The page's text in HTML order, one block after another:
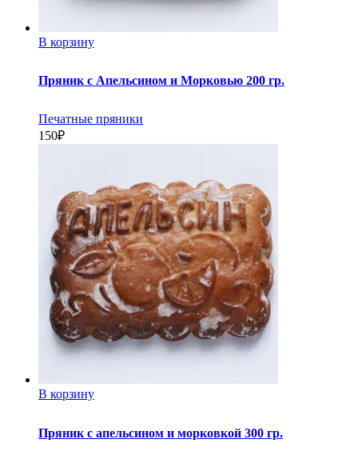
В корзину
Пряник с Апельсином и Морковью 200 гр.
Печатные пряники
150₽
В корзину
Пряник с апельсином и морковкой 300 гр.